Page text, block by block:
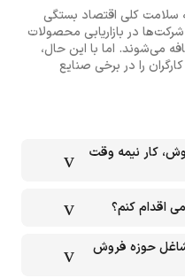
سلامت کلی اقتصاد بستگی
در بازاریابی محصولات
می‌شوند. اما با این حال،
را در برخی صنایع
کار نیمه وقت
اقدام کنم؟
حوزه فروش